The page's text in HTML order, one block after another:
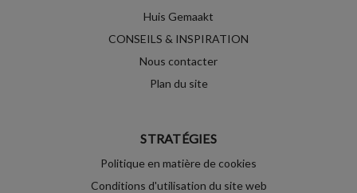
Huis Gemaakt
CONSEILS & INSPIRATION
Nous contacter
Plan du site
STRATÉGIES
Politique en matière de cookies
Conditions d'utilisation du site web